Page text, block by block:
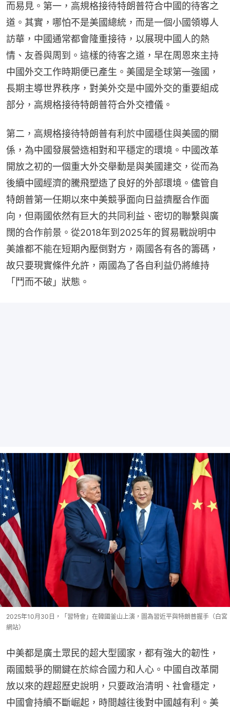
而易見。第一，高規格接待特朗普符合中國的待客之
道。其實，哪怕不是美國總統，而是一個小國領導人
訪華，中國通常都會隆重接待，以展現中國人的熱
情、友善與周到。這樣的待客之道，早在周恩來主持
中國外交工作時期便已產生。美國是全球第一強國，
長期主導世界秩序，對美外交是中國外交的重要組成
部分，高規格接待特朗普符合外交禮儀。
第二，高規格接待特朗普有利於中國穩住與美國的關
係，為中國發展營造相對和平穩定的環境。中國改革
開放之初的一個重大外交舉動是與美國建交，從而為
後續中國經濟的騰飛塑造了良好的外部環境。儘管自
特朗普第一任期以來中美競爭面向日益擠壓合作面
向，但兩國依然有巨大的共同利益、密切的聯繫與廣
闊的合作前景。從2018年到2025年的貿易戰說明中
美誰都不能在短期內壓倒對方，兩國各有各的籌碼，
故只要現實條件允許，兩國為了各自利益仍將維持
「鬥而不破」狀態。
2025年10月30日，「習特會」在韓國釜山上演，圖為習近平與特朗普握手（白宮
網站）
中美都是廣土眾民的超大型國家，都有強大的韌性，
兩國競爭的關鍵在於綜合國力和人心。中國自改革開
放以來的趕超歷史說明，只要政治清明、社會穩定，
中國會持續不斷崛起，時間越往後對中國越有利。美